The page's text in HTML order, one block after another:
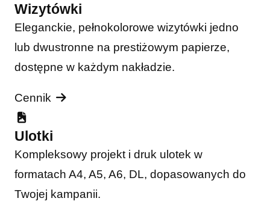
Wizytówki
Eleganckie, pełnokolorowe wizytówki jedno
lub dwustronne na prestiżowym papierze,
dostępne w każdym nakładzie.
Cennik
Ulotki
Kompleksowy projekt i druk ulotek w
formatach A4, A5, A6, DL, dopasowanych do
Twojej kampanii.